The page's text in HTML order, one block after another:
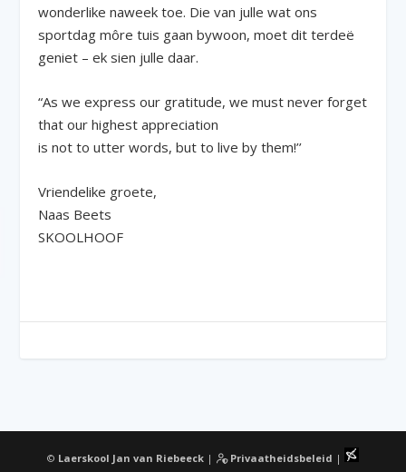
wonderlike naweek toe. Die van julle wat ons
sportdag môre tuis gaan bywoon, moet dit terdeë
geniet – ek sien julle daar.
“As we express our gratitude, we must never forget
that our highest appreciation
is not to utter words, but to live by them!’’
Vriendelike groete,
Naas Beets
SKOOLHOOF
© Laerskool Jan van Riebeeck| Privaatheidsbeleid |